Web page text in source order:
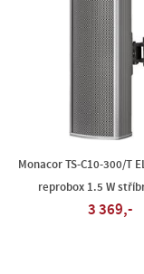
Monacor TS-C10-300/T
reprobox 1.5 W
3 369,-